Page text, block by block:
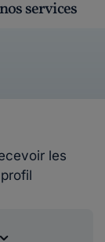
services
les